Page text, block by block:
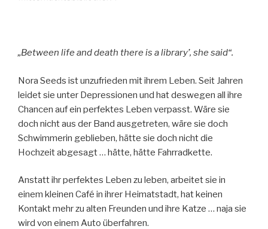
„Between life and death there is a library’, she said“.
Nora Seeds ist unzufrieden mit ihrem Leben. Seit Jahren
leidet sie unter Depressionen und hat deswegen all ihre
Chancen auf ein perfektes Leben verpasst. Wäre sie
doch nicht aus der Band ausgetreten, wäre sie doch
Schwimmerin geblieben, hätte sie doch nicht die
Hochzeit abgesagt … hätte, hätte Fahrradkette.
Anstatt ihr perfektes Leben zu leben, arbeitet sie in
einem kleinen Café in ihrer Heimatstadt, hat keinen
Kontakt mehr zu alten Freunden und ihre Katze … naja sie
wird von einem Auto überfahren.